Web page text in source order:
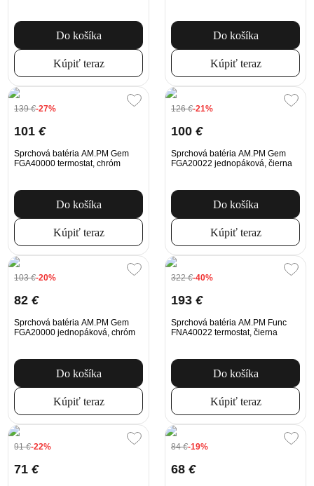
Do košíka
Kúpiť teraz
Do košíka
Kúpiť teraz
139€-27%
101 €
Sprchová batéria AM.PM Gem
FGA40000 termostat, chróm
Do košíka
Kúpiť teraz
126€-21%
100 €
Sprchová batéria AM.PM Gem
FGA20022 jednopáková, čierna
Do košíka
Kúpiť teraz
103€-20%
82 €
Sprchová batéria AM.PM Gem
FGA20000 jednopáková, chróm
Do košíka
Kúpiť teraz
322€-40%
193 €
Sprchová batéria AM.PM Func
FNA40022 termostat, čierna
Do košíka
Kúpiť teraz
91€-22%
71 €
84€-19%
68 €